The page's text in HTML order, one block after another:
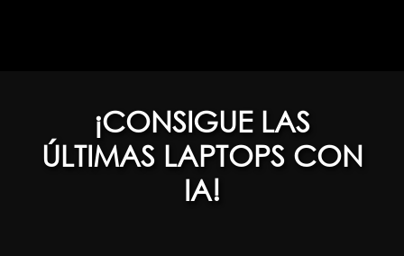
¡CONSIGUE LAS
ÚLTIMAS LAPTOPS CON
IA!